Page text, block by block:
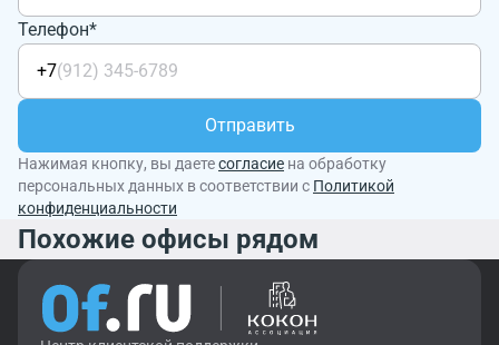
Телефон*
+7
Отправить
Нажимая кнопку, вы даетесогласие на обработку
персональных данных в соответствии с Политикой
конфиденциальности
Похожие офисы рядом